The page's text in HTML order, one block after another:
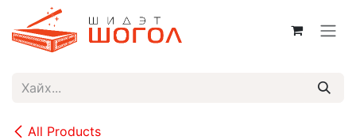
Skip to Content
All Products